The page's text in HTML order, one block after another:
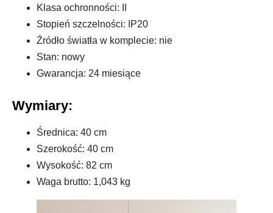
Klasa ochronności: II
Stopień szczelności: IP20
Źródło światła w komplecie: nie
Stan: nowy
Gwarancja: 24 miesiące
Wymiary:
Średnica: 40 cm
Szerokość: 40 cm
Wysokość: 82 cm
Waga brutto: 1,043 kg